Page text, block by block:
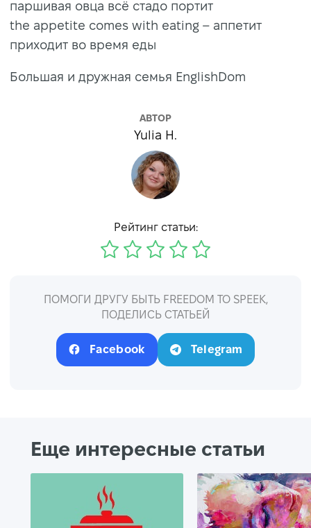
паршивая овца всё стадо портит
the appetite comes with eating – аппетит
приходит во время еды
Большая и дружная семья EnglishDom
АВТОР
Yulia H.
Рейтинг статьи:
ПОМОГИ ДРУГУ БЫТЬ FREEDOM TO SPEEK,
ПОДЕЛИСЬ СТАТЬЕЙ
Facebook Telegram
Еще интересные статьи